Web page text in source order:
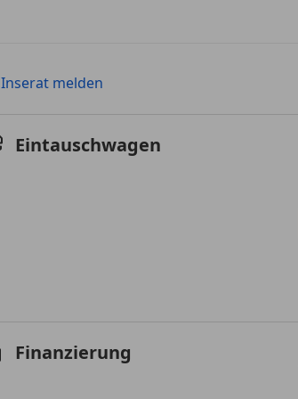
Inserat melden
Eintauschwagen
Finanzierung